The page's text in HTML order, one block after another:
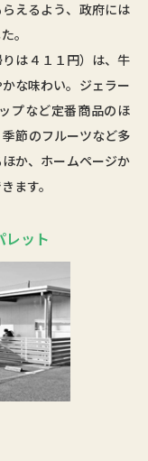
えるよう、政府には
。
は４１１円）は、牛
な味わい。ジェラー
プなど定番商品のほ
節のフルーツなど多
か、ホームページか
ます。
ット